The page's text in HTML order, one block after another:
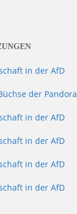
in der AfD
der Pandora
in der AfD
in der AfD
in der AfD
in der AfD